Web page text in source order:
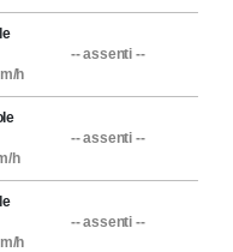
h
-- assenti --
h
-- assenti --
h
-- assenti --